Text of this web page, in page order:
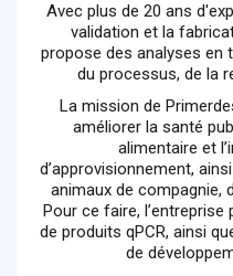
Avec plus de 20 ans
validation et la
propose des analyses en
du processus, de la
La mission de
améliorer la santé
alimentaire et
d’approvisionnement,
animaux de compagnie,
Pour ce faire,
de produits qPCR, ainsi
de